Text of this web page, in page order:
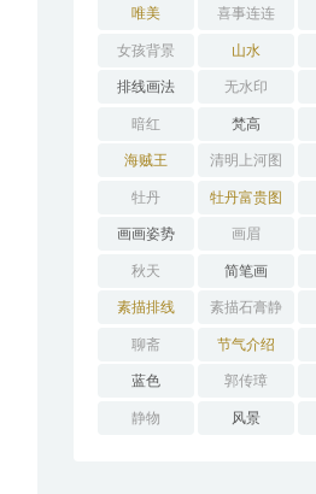
画
唯美 喜事连连
女孩背景 山水
排线画法 无水印
暗红 梵高
海贼王 清明上河图
牡丹 牡丹富贵图
画画姿势 画眉
秋天 简笔画
素描排线 素描石膏静
物
聊斋 节气介绍
蓝色 郭传璋
静物 风景